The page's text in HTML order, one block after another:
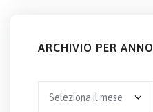
ARCHIVIO PER ANNO
per